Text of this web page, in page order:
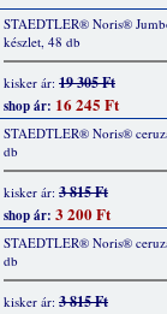
STAEDTLER® Noris®
készlet, 48 db
kisker ár: 19 305 Ft
shop ár: 16 245 Ft
STAEDTLER® Noris®
db
kisker ár: 3 815 Ft
shop ár: 3 200 Ft
STAEDTLER® Noris®
db
kisker ár: 3 815 Ft